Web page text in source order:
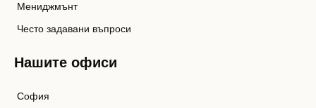
Мениджмънт
Често задавани въпроси
Нашите офиси
София